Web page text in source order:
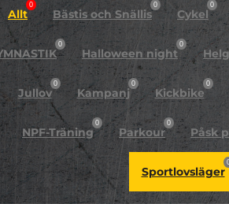
Allt
0
Bästis och Snällis
0
Cykel
0
0
Halloween night
0
Jullov
0
Kampanj
0
Kickbike
0
NPF-Träning
0
Parkour
0
Påsk
Sportlovsläger